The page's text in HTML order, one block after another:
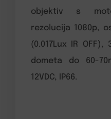
objektiv s
rezolucija 1080p,
(0.017Lux IR
dometa do 60-
12VDC, IP66.